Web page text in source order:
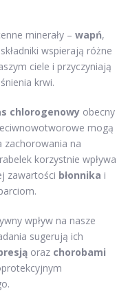
minerały – wapń,
wspierają różne
ciele i przyczyniają
krwi.
chlorogenowy obecny
mogą
zachorowania na
korzystnie wpływa
zawartości błonnika i
wpływ na nasze
sugerują ich
oraz chorobami